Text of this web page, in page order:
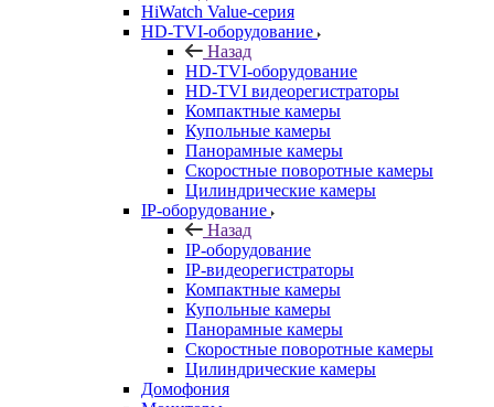
HiWatch Value-серия
HD-TVI-оборудование
Назад
HD-TVI-оборудование
HD-TVI видеорегистраторы
Компактные камеры
Купольные камеры
Панорамные камеры
Скоростные поворотные камеры
Цилиндрические камеры
IP-оборудование
Назад
IP-оборудование
IP-видеорегистраторы
Компактные камеры
Купольные камеры
Панорамные камеры
Скоростные поворотные камеры
Цилиндрические камеры
Домофония